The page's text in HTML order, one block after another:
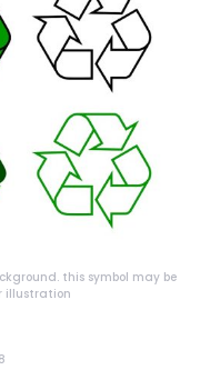
this symbol may be
illustration